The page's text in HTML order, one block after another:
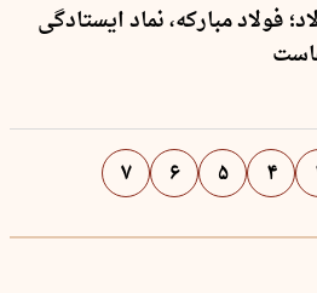
فولاد مبارکه، نماد ایستادگی
۴ ۵ ۶ ۷